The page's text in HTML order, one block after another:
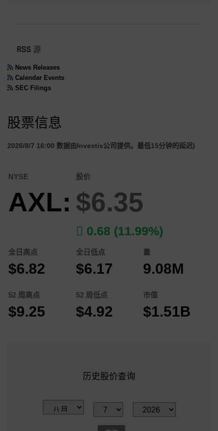
RSS 源
News Releases
Calendar Events
SEC Filings
股票信息
2026/8/7 16:00 数据由Investis公司提供。最低15分钟的延迟)
NYSE
AXL:
股价
$6.35
0.68 (11.99%)
全日高点​
$6.82
52 周高点
$9.25
全日低点
$6.17
52 周低点
$4.92
量
9.08M
市值
$1.51B
历史股价查询